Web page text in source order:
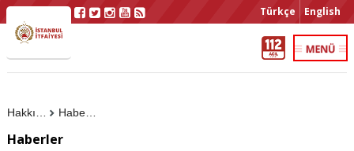
Türkçe English
Haberler
Haberler